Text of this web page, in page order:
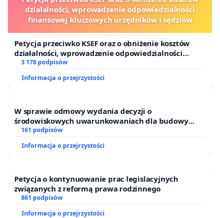
działalności, wprowadzenie odpowiedzialności
finansowej kluczowych urzędników i sędziów
Petycja przeciwko KSEF oraz o obniżenie kosztów
działalności, wprowadzenie odpowiedzialności
finansowej kluczowych urzędników i sędziów
3 178 podpisów
Informacja o przejrzystości
W sprawie odmowy wydania decyzji o
środowiskowych uwarunkowaniach dla budowy
zakładu wytwarzania biometanu „Krynki” w
Puszczy Knyszyńskiej
161 podpisów
Informacja o przejrzystości
Petycja o kontynuowanie prac legislacyjnych
związanych z reformą prawa rodzinnego
861 podpisów
Informacja o przejrzystości